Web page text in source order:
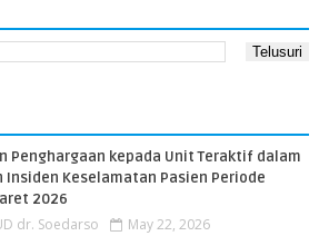
Penghargaan kepada Unit Teraktif dalam
Insiden Keselamatan Pasien Periode
2026
dr. Soedarso May 22, 2026